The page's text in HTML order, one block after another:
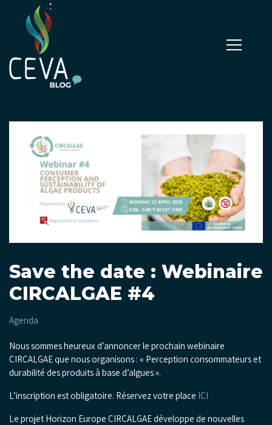
Save the date : Webinaire
CIRCALGAE #4
Agenda
Nous sommes heureux d’annoncer le prochain webinaire
CIRCALGAE que nous organisons : « Perception consommateurs et
durabilité des produits à base d’algues ».
L’inscription est obligatoire. Réservez votre place ICI
Le projet Horizon Europe CIRCALGAE développe de nouvelles